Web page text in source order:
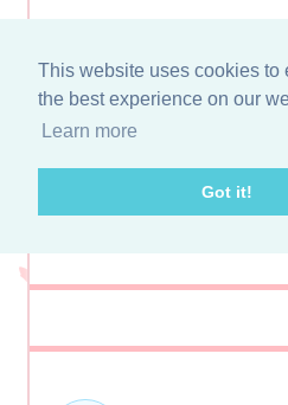
This website uses cookies to
the best experience on our
Learn more
Got it!